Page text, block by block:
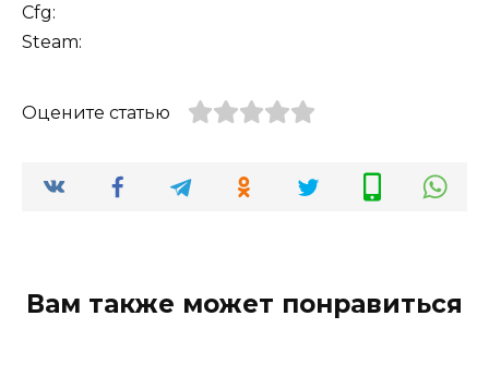
Cfg:
Steam:
Оцените статью
Вам также может понравиться